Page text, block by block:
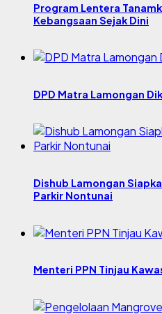
Program Lentera
Kebangsaan Sejak Dini
DPD Matra Lamongan
Dishub Lamongan
Parkir Nontunai
Menteri PPN Tinjau